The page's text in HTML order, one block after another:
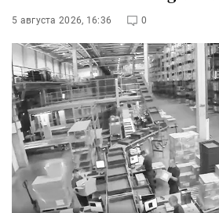
5 августа 2026, 16:36 0